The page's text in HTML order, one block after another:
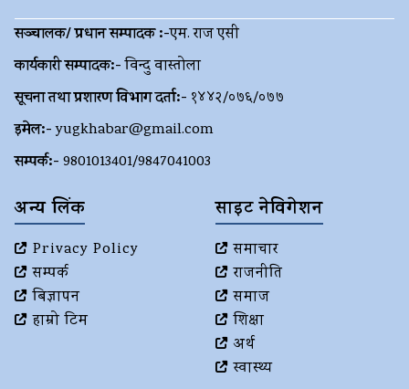
सञ्चालक/ प्रधान सम्पादक :-एम. राज एसी
कार्यकारी सम्पादक:-विन्दु वास्तोला
सूचना तथा प्रशारण विभाग दर्ता:- १४४२/०७६/०७७
इमेल:- yugkhabar@gmail.com
सम्पर्क:- 9801013401/9847041003
अन्य लिंक
Privacy Policy
सम्पर्क
बिज्ञापन
हाम्रो टिम
साइट नेविगेशन
समाचार
राजनीति
समाज
शिक्षा
अर्थ
स्वास्थ्य